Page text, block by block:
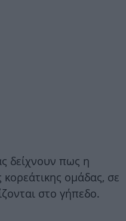
δείχνουν πως η
ομάδας, σε
στο γήπεδο.